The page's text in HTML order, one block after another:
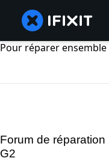
Pour réparer ensemble
Forum de
G2